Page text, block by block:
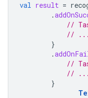
val result =
.
//
// ...
}
.
//
// ...
}